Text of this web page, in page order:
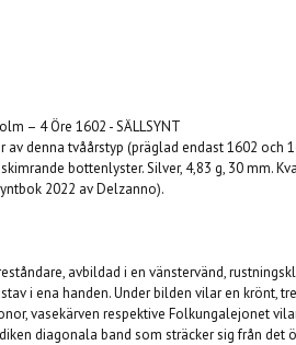
– 4 Öre 1602 - SÄLLSYNT
denna tvåårstyp (präglad endast 1602 och
bottenlyster. Silver, 4,83 g, 30 mm.
2022 av Delzanno).
avbildad i en vänstervänd,
i ena handen. Under bilden vilar en krönt,
vasekärven respektive Folkungalejonet
diagonala band som sträcker sig från det